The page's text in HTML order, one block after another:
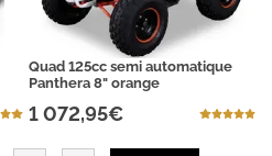
Quad 125cc semi automatique
Panthera 8" orange
1 072,95€